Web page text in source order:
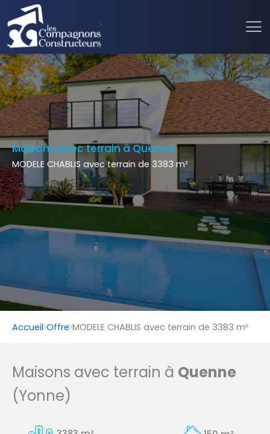
Maisons avec terrain à Quenne
MODELE CHABLIS avec terrain de 3383 m²
Accueil Offre MODELE CHABLIS avec terrain de 3383 m²
Maisons avec terrain à Quenne
(Yonne)